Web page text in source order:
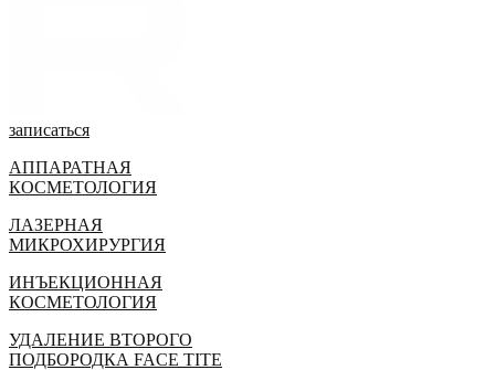
записаться
АППАРАТНАЯ
КОСМЕТОЛОГИЯ
ЛАЗЕРНАЯ
МИКРОХИРУРГИЯ
ИНЪЕКЦИОННАЯ
КОСМЕТОЛОГИЯ
УДАЛЕНИЕ ВТОРОГО
ПОДБОРОДКА FACE TITE